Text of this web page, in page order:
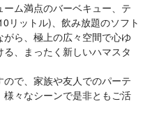
ム満点のバーベキュー、テ
リットル)、飲み放題のソフト
がら、極上の広々空間で心ゆ
、まったく新しいハマスタ
で、家族や友人でのパーテ
々なシーンで是非ともご活